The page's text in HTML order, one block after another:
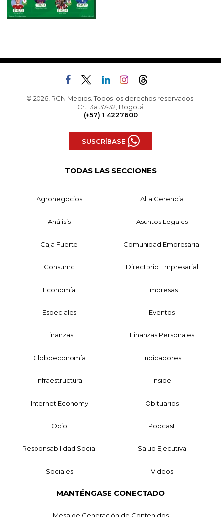
© 2026, RCN Medios. Todos los derechos reservados.
Cr. 13a 37-32, Bogotá
(+57) 1 4227600
SUSCRÍBASE
TODAS LAS SECCIONES
Agronegocios Alta Gerencia
Análisis Asuntos Legales
Caja Fuerte Comunidad Empresarial
Consumo Directorio Empresarial
Economía Empresas
Especiales Eventos
Finanzas Finanzas Personales
Globoeconomía Indicadores
Infraestructura Inside
Internet Economy Obituarios
Ocio Podcast
Responsabilidad Social Salud Ejecutiva
Sociales Videos
MANTÉNGASE CONECTADO
Mesa de Generación de Contenidos